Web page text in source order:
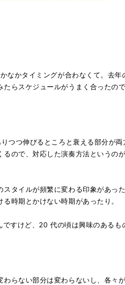
かタイミングが合わなくて。去年
らスケジュールがうまく合ったの
つつ伸びるところと衰える部分が両
ので、対応した演奏方法というの
タイルが頻繁に変わる印象があっ
時期とかけない時期があったり。
すけど、20 代の頃は興味のあるも
らない部分は変わらないし、各々